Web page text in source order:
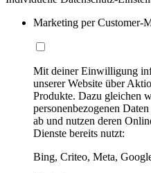
Marketing per Customer-
Mit deiner Einwilligung
unserer Website über
Produkte. Dazu gleichen
personenbezogenen
ab und nutzen deren
Dienste bereits nutzt:
Bing, Criteo, Meta,